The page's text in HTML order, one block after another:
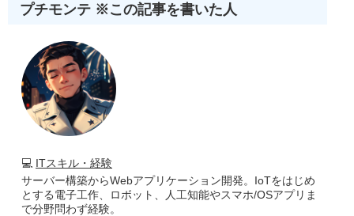
プチモンテ ※この記事を書いた人
💻 ITスキル・経験
サーバー構築からWebアプリケーション開発。IoTをはじめ
とする電子工作、ロボット、人工知能やスマホ/OSアプリま
で分野問わず経験。